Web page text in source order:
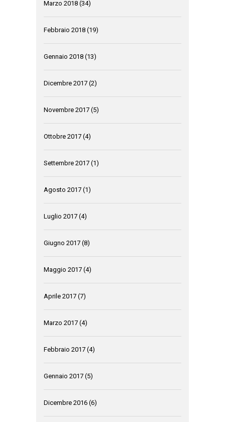
Marzo 2018 (34)
Febbraio 2018 (19)
Gennaio 2018 (13)
Dicembre 2017 (2)
Novembre 2017 (5)
Ottobre 2017 (4)
Settembre 2017 (1)
Agosto 2017 (1)
Luglio 2017 (4)
Giugno 2017 (8)
Maggio 2017 (4)
Aprile 2017 (7)
Marzo 2017 (4)
Febbraio 2017 (4)
Gennaio 2017 (5)
Dicembre 2016 (6)